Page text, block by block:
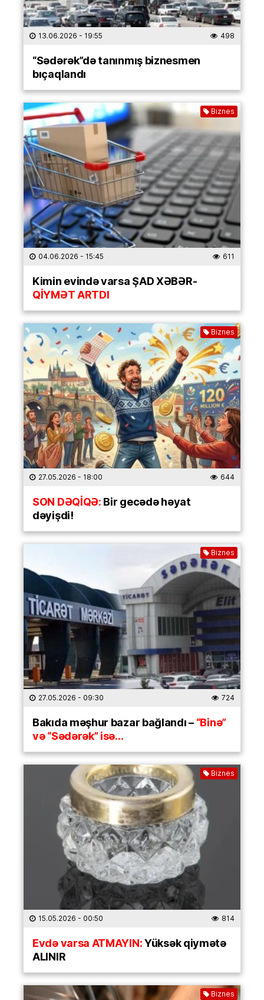
13.06.2026 - 19:55 498
“Sədərək”də tanınmış biznesmen
bıçaqlandı
Biznes
04.06.2026 - 15:45 611
Kimin evində varsa ŞAD XƏBƏR-
QİYMƏT ARTDI
Biznes
27.05.2026 - 18:00 644
SON DƏQİQƏ:Bir gecədə həyat
dəyişdi!
Biznes
27.05.2026 - 09:30 724
Bakıda məşhur bazar bağlandı –“Binə”
və “Sədərək” isə…
Biznes
15.05.2026 - 00:50 814
Evdə varsa ATMAYIN:Yüksək qiymətə
ALINIR
Biznes